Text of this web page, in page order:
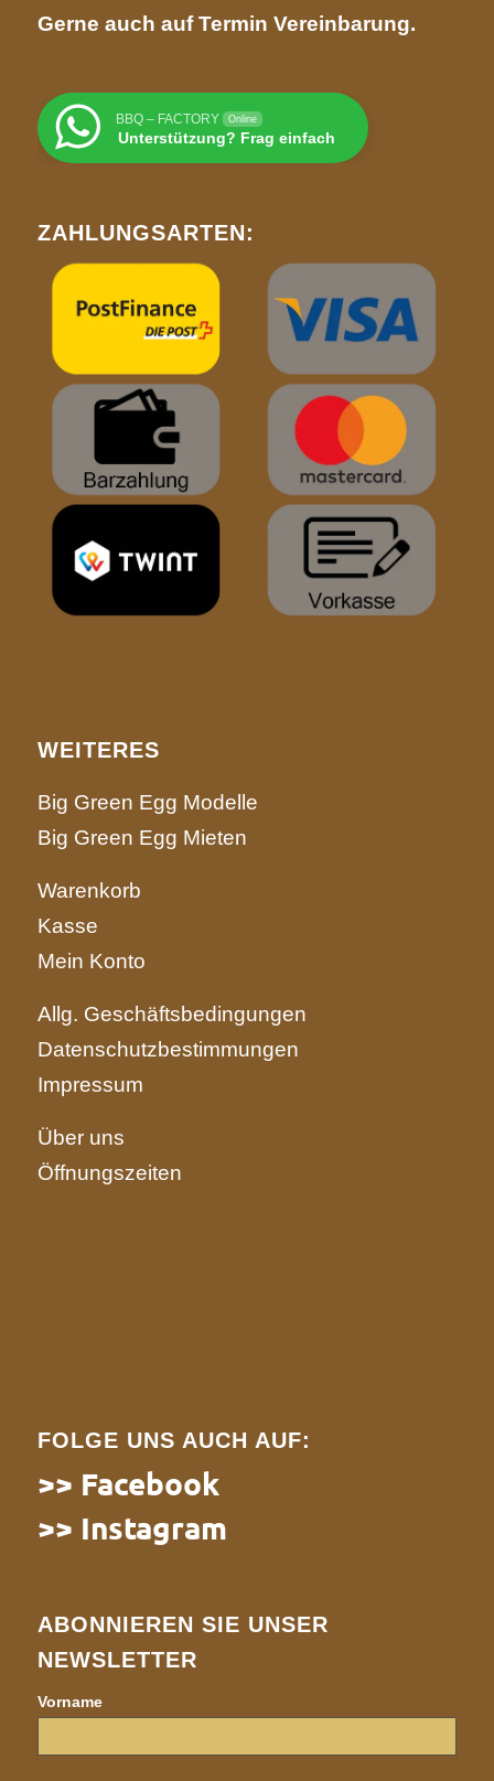
Gerne auch auf Termin Vereinbarung.
BBQ – FACTORY Online
Unterstützung? Frag einfach
ZAHLUNGSARTEN:
WEITERES
Big Green Egg Modelle
Big Green Egg Mieten
Warenkorb
Kasse
Mein Konto
Allg. Geschäftsbedingungen
Datenschutzbestimmungen
Impressum
Über uns
Öffnungszeiten
FOLGE UNS AUCH AUF:
>> Facebook
>> Instagram
ABONNIEREN SIE UNSER
NEWSLETTER
Vorname